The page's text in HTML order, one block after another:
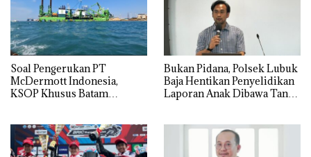
‎Soal Pengerukan PT
McDermott Indonesia,
KSOP Khusus Batam
Bukan Pidana, Polsek Lubuk
Baja Hentikan Penyelidikan
Laporan Anak Dibawa Tanpa